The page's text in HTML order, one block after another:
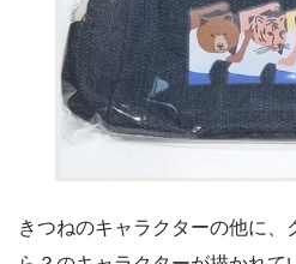
きつねのキャラクターの他に、